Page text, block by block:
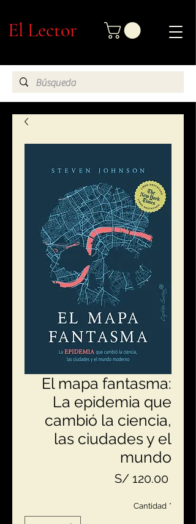
El Lector
El mapa fantasma:
La epidemia que
cambió la ciencia,
las ciudades y el
mundo
S/ 120.00Precio
Cantidad *